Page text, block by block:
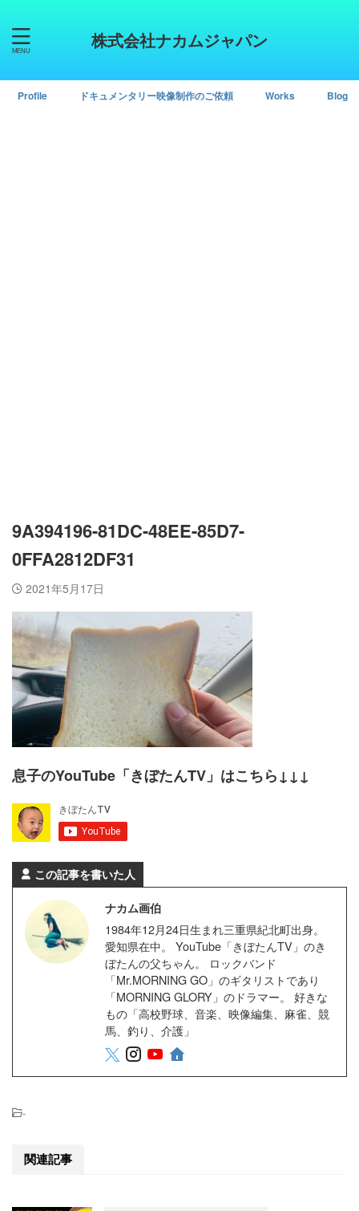
株式会社ナカムジャパン
Profile ドキュメンタリー映像制作のご依頼 Works Blog
9A394196-81DC-48EE-85D7-
0FFA2812DF31
2021年5月17日
息子のYouTube「きぼたんTV」はこちら↓↓↓
この記事を書いた人
ナカム画伯
1984年12月24日生まれ三重県紀北町出身。
愛知県在中。 YouTube「きぼたんTV」のき
ぼたんの父ちゃん。 ロックバンド
「Mr.MORNING GO」のギタリストであり
「MORNING GLORY」のドラマー。 好きな
もの「高校野球、音楽、映像編集、麻雀、競
馬、釣り、介護」
-
関連記事